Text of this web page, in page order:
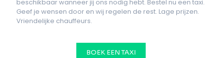
beschikbaar wanneer jij ons nodig hebt. Bestel nu een taxi.
Geef je wensen door en wij regelen de rest. Lage prijzen.
Vriendelijke chauffeurs.
BOEK EEN TAXI